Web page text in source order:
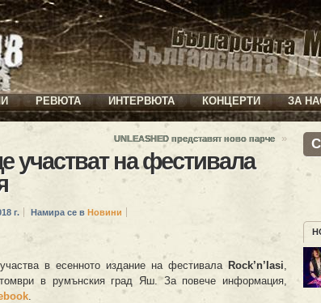
РЕВЮТА ИНТЕРВЮТА КОНЦЕРТИ ЗА
UNLEASHED представят ново парче »
участват на фестивала
г. Намира се в Новини
в есенното издание на фестивала Rock’n’Iasi
в румънския град Яш. За повече информация,